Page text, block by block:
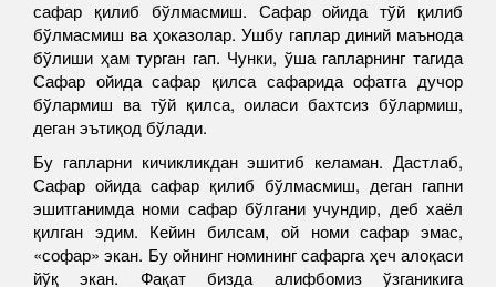
сафар қилиб бўлмасмиш. Сафар ойида тўй қилиб
бўлмасмиш ва ҳоказолар. Ушбу гаплар диний маънода
бўлиши ҳам турган гап. Чунки, ўша гапларнинг тагида
Сафар ойида сафар қилса сафарида офатга дучор
бўлармиш ва тўй қилса, оиласи бахтсиз бўлармиш,
деган эътиқод бўлади.
Бу гапларни кичикликдан эшитиб келаман. Дастлаб,
Сафар ойида сафар қилиб бўлмасмиш, деган гапни
эшитганимда номи сафар бўлгани учундир, деб хаёл
қилган эдим. Кейин билсам, ой номи сафар эмас,
«софар» экан. Бу ойнинг номининг сафарга ҳеч алоқаси
йўқ экан. Фақат бизда алифбомиз ўзганикига